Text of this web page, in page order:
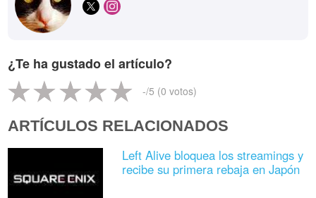
¿Te ha gustado el artículo?
-/5 (0 votos)
ARTÍCULOS RELACIONADOS
Left Alive bloquea los streamings y
recibe su primera rebaja en Japón